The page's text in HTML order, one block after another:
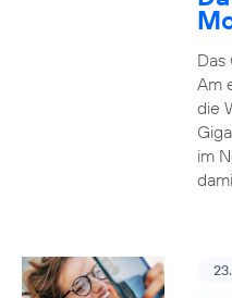
Am
die
im